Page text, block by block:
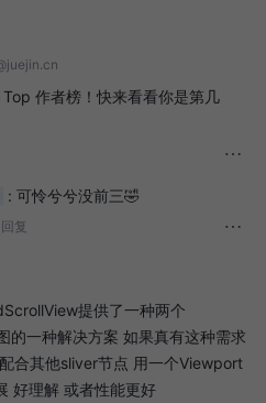
作者榜！快来看看你是第几
: 可怜兮兮没前三🤣
回复
提供了一种两个
的一种解决方案 如果真有这种需求
合其他sliver节点 用一个Viewport
好理解 或者性能更好